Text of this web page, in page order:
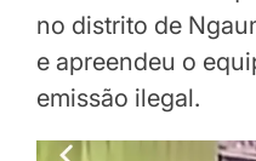
no distrito de
e apreendeu o
emissão ilegal.